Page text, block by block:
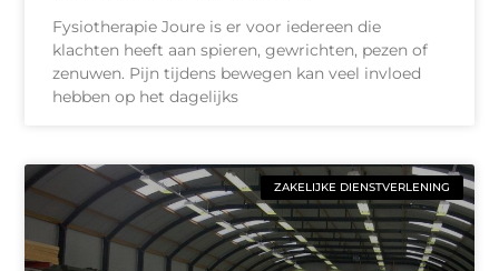
Fysiotherapie Joure is er voor iedereen die
klachten heeft aan spieren, gewrichten, pezen of
zenuwen. Pijn tijdens bewegen kan veel invloed
hebben op het dagelijks
ZAKELIJKE DIENSTVERLENING